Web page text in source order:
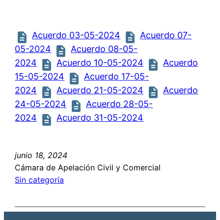
Acuerdo 03-05-2024
Acuerdo 07-
05-2024
Acuerdo 08-05-
2024
Acuerdo 10-05-2024
Acuerdo
15-05-2024
Acuerdo 17-05-
2024
Acuerdo 21-05-2024
Acuerdo
24-05-2024
Acuerdo 28-05-
2024
Acuerdo 31-05-2024
junio 18, 2024
Cámara de Apelación Civil y Comercial
Sin categoría